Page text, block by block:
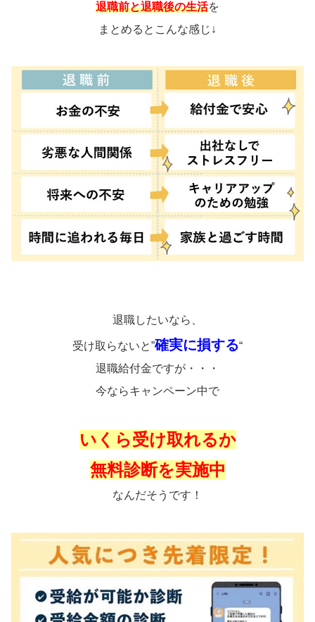
退職前と退職後の生活を
まとめるとこんな感じ↓
退職したいなら、
受け取らないと”確実に損する“
退職給付金ですが・・・
今ならキャンペーン中で
いくら受け取れるか
無料診断を実施中
なんだそうです！